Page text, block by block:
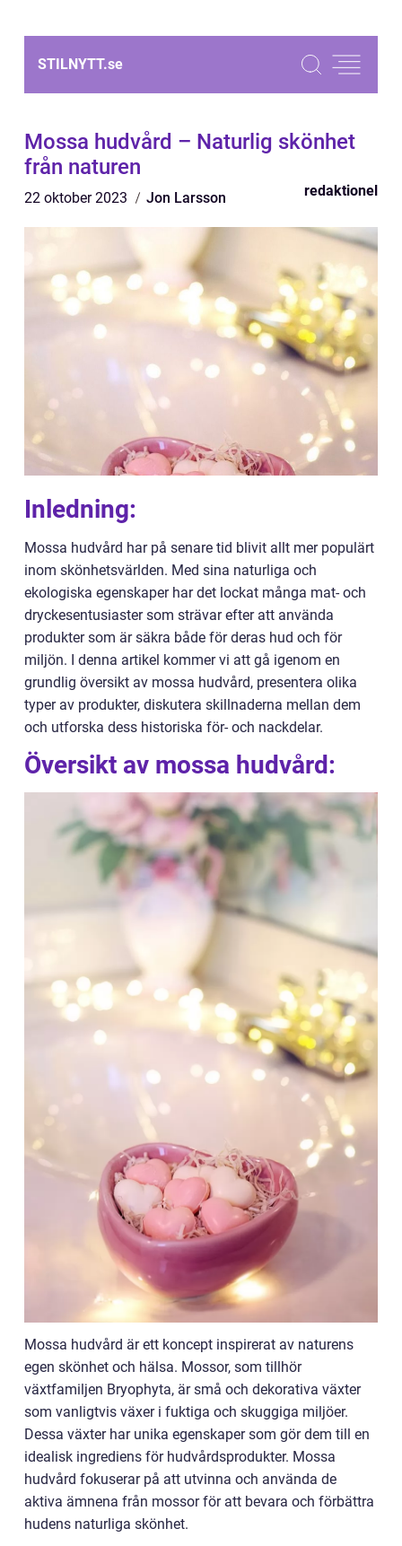
STILNYTT.se
Mossa hudvård – Naturlig skönhet
från naturen
22 oktober 2023 Jon Larsson redaktionel
Inledning:
Mossa hudvård har på senare tid blivit allt mer populärt
inom skönhetsvärlden. Med sina naturliga och
ekologiska egenskaper har det lockat många mat- och
dryckesentusiaster som strävar efter att använda
produkter som är säkra både för deras hud och för
miljön. I denna artikel kommer vi att gå igenom en
grundlig översikt av mossa hudvård, presentera olika
typer av produkter, diskutera skillnaderna mellan dem
och utforska dess historiska för- och nackdelar.
Översikt av mossa hudvård:
Mossa hudvård är ett koncept inspirerat av naturens
egen skönhet och hälsa. Mossor, som tillhör
växtfamiljen Bryophyta, är små och dekorativa växter
som vanligtvis växer i fuktiga och skuggiga miljöer.
Dessa växter har unika egenskaper som gör dem till en
idealisk ingrediens för hudvårdsprodukter. Mossa
hudvård fokuserar på att utvinna och använda de
aktiva ämnena från mossor för att bevara och förbättra
hudens naturliga skönhet.